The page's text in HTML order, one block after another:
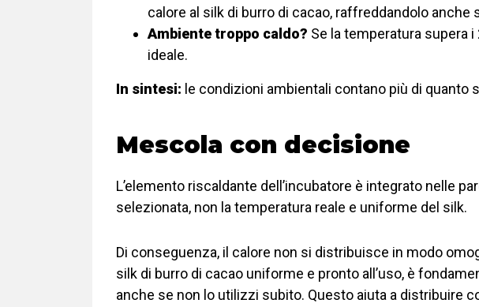
calore al silk di burro di cacao, raffreddandolo anche
Ambiente troppo caldo? Se la temperatura supera
ideale.
In sintesi: le condizioni ambientali contano più di quanto
Mescola con decisione
L’elemento riscaldante dell’incubatore è integrato nelle
selezionata, non la temperatura reale e uniforme del silk.
Di conseguenza, il calore non si distribuisce in modo
silk di burro di cacao uniforme e pronto all’uso, è
anche se non lo utilizzi subito. Questo aiuta a distribuire